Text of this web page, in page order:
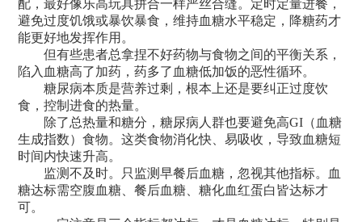
配，最好像乐高玩具拼合一样严丝合缝。定时定量进餐，
避免过度饥饿或暴饮暴食，维持血糖水平稳定，降糖药才
能更好地发挥作用。
但有些患者总拿捏不好药物与食物之间的平衡关系，
陷入血糖高了加药，药多了血糖低加饭的恶性循环。
糖尿病本质是营养过剩，根本上还是要纠正过度饮
食，控制进食的热量。
除了总热量和糖分，糖尿病人群也要避免高GI（血糖
生成指数）食物。这类食物消化快、易吸收，导致血糖短
时间内快速升高。
监测不及时。只监测早餐后血糖，忽视其他指标。血
糖达标需空腹血糖、餐后血糖、糖化血红蛋白皆达标才
可。